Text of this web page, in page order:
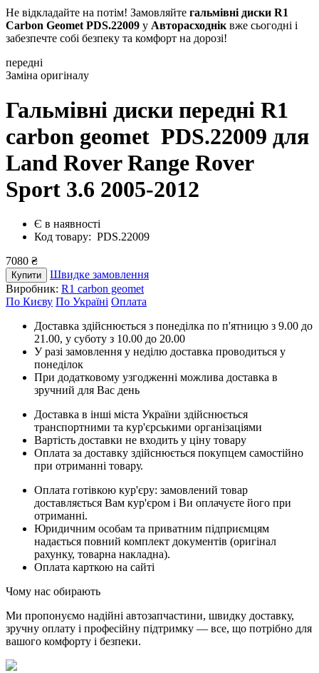
Не відкладайте на потім! Замовляйте гальмівні диски R1
Carbon Geomet PDS.22009 у Авторасходнік вже сьогодні і
забезпечте собі безпеку та комфорт на дорозі!
передні
Заміна оригіналу
Гальмівні диски передні R1
carbon geomet PDS.22009 для
Land Rover Range Rover
Sport 3.6 2005-2012
Є в наявності
Код товару: PDS.22009
7080 ₴
Купити
Швидке замовлення
Виробник: R1 carbon geomet
По Києву По Україні Оплата
Доставка здійснюється з понеділка по п'ятницю з 9.00 до
21.00, у суботу з 10.00 до 20.00
У разі замовлення у неділю доставка проводиться у
понеділок
При додатковому узгодженні можлива доставка в
зручний для Вас день
Доставка в інші міста України здійснюється
транспортними та кур'єрськими організаціями
Вартість доставки не входить у ціну товару
Оплата за доставку здійснюється покупцем самостійно
при отриманні товару.
Оплата готівкою кур'єру: замовлений товар
доставляється Вам кур'єром і Ви оплачуєте його при
отриманні.
Юридичним особам та приватним підприємцям
надається повний комплект документів (оригінал
рахунку, товарна накладна).
Оплата карткою на сайті
Чому нас обирають
Ми пропонуємо надійні автозапчастини, швидку доставку,
зручну оплату і професійну підтримку — все, що потрібно для
вашого комфорту і безпеки.